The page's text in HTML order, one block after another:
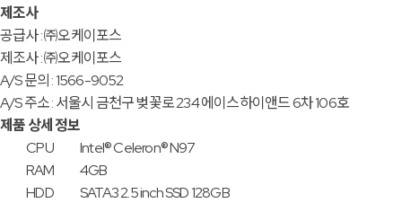
제조사
공급사 : ㈜오케이포스
제조사 : ㈜오케이포스
A/S 문의 : 1566-9052
A/S 주소 : 서울시 금천구 벚꽃로 234 에이스하이앤드 6차 106호
제품 상세 정보
CPU
Intel® Celeron® N97
RAM
4GB
HDD
SATA3 2.5 inch SSD 128GB